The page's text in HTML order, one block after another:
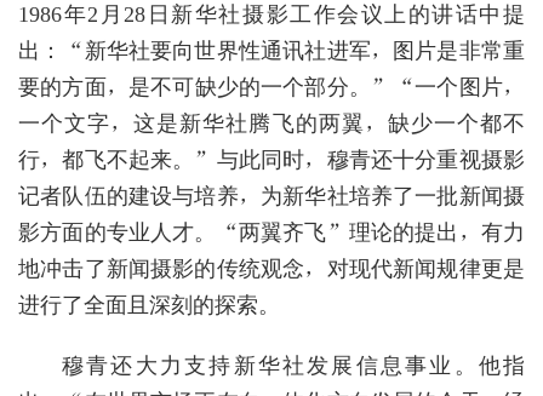
1986年2月28日新华社摄影工作会议上的讲话中提
出：“新华社要向世界性通讯社进军，图片是非常重
要的方面，是不可缺少的一个部分。”“一个图片，
一个文字，这是新华社腾飞的两翼，缺少一个都不
行，都飞不起来。”与此同时，穆青还十分重视摄影
记者队伍的建设与培养，为新华社培养了一批新闻摄
影方面的专业人才。“两翼齐飞”理论的提出，有力
地冲击了新闻摄影的传统观念，对现代新闻规律更是
进行了全面且深刻的探索。
穆青还大力支持新华社发展信息事业。他指